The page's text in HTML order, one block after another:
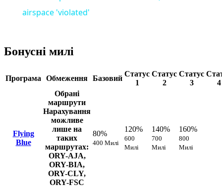
airspace 'violated'
Бонусні милі
Програма Обмеження Базовий
Статус
1
Статус
2
Статус
3
4
Flying
Blue
Обрані
маршрути
Нарахування
можливе
лише на
таких
маршрутах:
ORY-AJA,
ORY-BIA,
ORY-CLY,
ORY-FSC
80%
400 Милі
120%
600
Милі
140%
700
Милі
160%
800
Милі